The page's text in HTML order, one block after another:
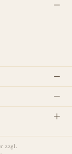
zzgl.